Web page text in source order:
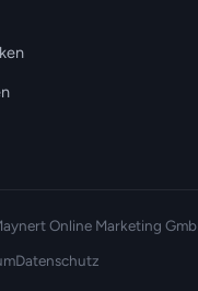
Online Marketing
Datenschutz